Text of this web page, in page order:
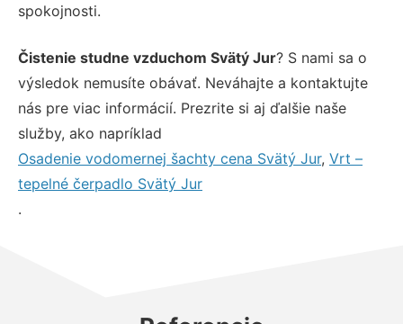
spokojnosti.
Čistenie studne vzduchom Svätý Jur? S nami sa o
výsledok nemusíte obávať. Neváhajte a kontaktujte
nás pre viac informácií. Prezrite si aj ďalšie naše
služby, ako napríklad
Osadenie vodomernej šachty cena Svätý Jur, Vrt –
tepelné čerpadlo Svätý Jur
.